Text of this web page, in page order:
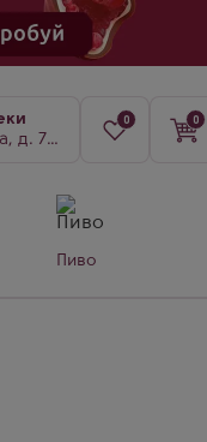
к. 3
0 0
Пиво